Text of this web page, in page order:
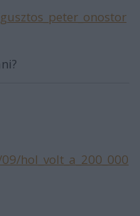
hol_volt_a_200_000